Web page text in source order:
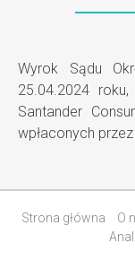
Wyrok Sądu
25.04.2024
Santander
wpłaconych
Strona główna O